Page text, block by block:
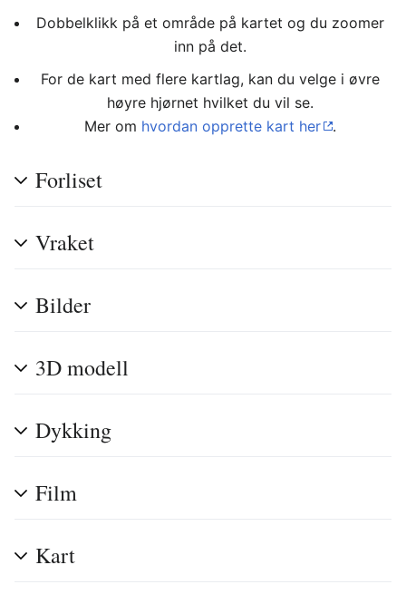
Dobbelklikk på et område på kartet og du zoomer
inn på det.
For de kart med flere kartlag, kan du velge i øvre
høyre hjørnet hvilket du vil se.
Mer om hvordan opprette kart her .
Forliset
Vraket
Bilder
3D modell
Dykking
Film
Kart